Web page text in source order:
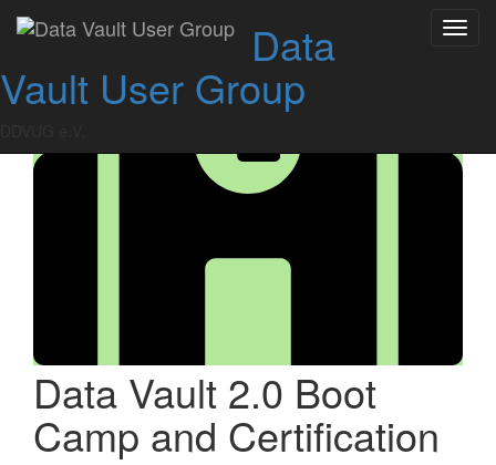
Data
Vault User Group
Data Vault 2.0 Boot
Camp and Certification